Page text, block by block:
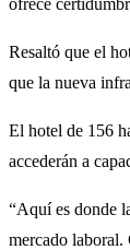
Resaltó que el
que la nueva
El hotel de 156
accederán a
“Aquí es donde
mercado laboral.